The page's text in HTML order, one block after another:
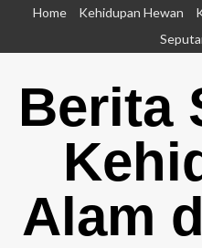
content
Home Kehidupan Hewan
Berita
Alam